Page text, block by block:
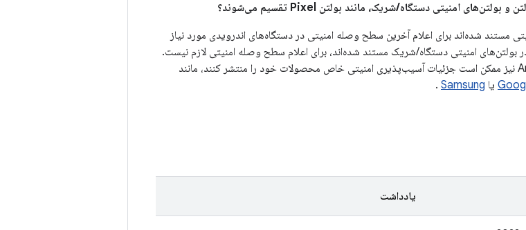
مستند شده‌اند برای اعلام آخرین سطح وصله امنیتی در دستگاه‌های اندرویدی مورد نیاز
امنیتی دستگاه/شریک مستند شده‌اند، برای اعلام سطح وصله امنیتی لازم نیست.
یا Samsung
.
یادداشت